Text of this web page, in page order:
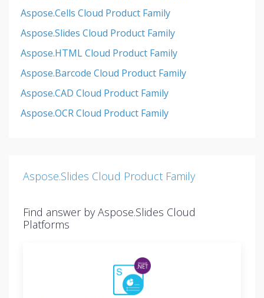
Aspose.Cells Cloud Product Family
Aspose.Slides Cloud Product Family
Aspose.HTML Cloud Product Family
Aspose.Barcode Cloud Product Family
Aspose.CAD Cloud Product Family
Aspose.OCR Cloud Product Family
Aspose.Slides Cloud Product Family
Find answer by Aspose.Slides Cloud
Platforms